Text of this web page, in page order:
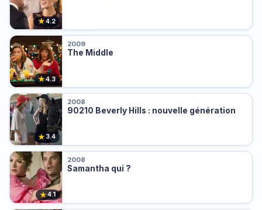
★4.2
★4.3
2009
The Middle
★ 3.4
2008
90210 Beverly Hills : nouvelle génération
★4.1
2008
Samantha qui ?